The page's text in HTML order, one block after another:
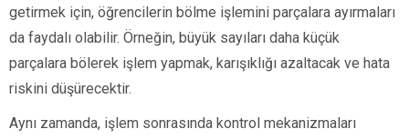
getirmek için, öğrencilerin bölme işlemini parçalara ayırmaları
da faydalı olabilir. Örneğin, büyük sayıları daha küçük
parçalara bölerek işlem yapmak, karışıklığı azaltacak ve hata
riskini düşürecektir.
Aynı zamanda, işlem sonrasında kontrol mekanizmaları